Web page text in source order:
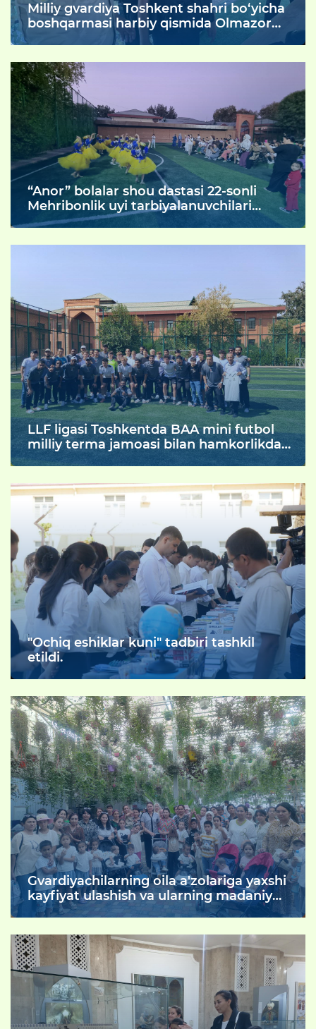
Milliy gvardiya Toshkent shahri bo‘yicha
boshqarmasi harbiy qismida Olmazor
tumanida joylashgan 326-sonli
sinflari o‘quvchi-yoshlari uchun ochiq
eshiklar kuni tashkil etildi.
“Anor” bolalar shou dastasi 22-sonli
Mehribonlik uyi tarbiyalanuvchilari
uchun unutilmas bayramona konsert
LLF ligasi Toshkentda BAA mini futbol
milliy terma jamoasi bilan hamkorlikda
22-sonli Mehribonlik uyi
tashkil etdi.
"Ochiq eshiklar kuni" tadbiri tashkil
etildi.
Gvardiyachilarning oila a'zolariga yaxshi
kayfiyat ulashish va ularning madaniy
xordiq chiqarishlarni ta’minlash
sayohat uyushtirildi.